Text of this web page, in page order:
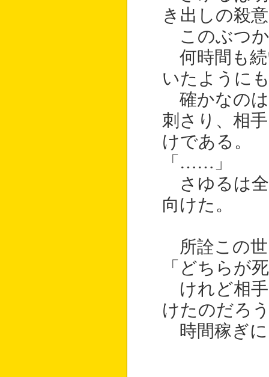
き出しの殺
このぶつか
何時間も続
いたように
確かなのは
刺さり、相
けである。
「……」
さゆるは全
向けた。
所詮この世
「どちらが
けれど相
けたのだろ
時間稼ぎに